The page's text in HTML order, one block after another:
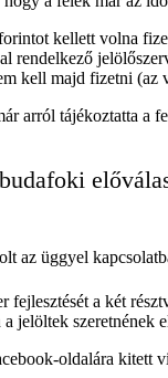
kellett volna
rendelkező
kell majd fizetni
arról tájékoztatta a
az üggyel
a két
jelöltek
oldalára kitett